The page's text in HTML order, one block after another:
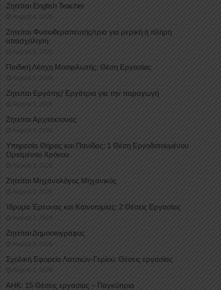
Ζητείται English Teacher
August 4, 2026
Ζητείται Φυσιοθεραπευτής/τρια για μερική ή πλήρη
απασχόληση
August 3, 2026
Παιδική Λέσχη Μοσφιλωτής: Θέση Εργασίας
August 3, 2026
Ζητείται Εργάτης/ Εργάτρια για την παραγωγή
August 3, 2026
Ζητείται Αρχιτέκτονας
August 3, 2026
Υπηρεσία Θήρας και Πανίδας: 1 Θέση Eργοδοτουμένου
Oρισμένου Xρόνου
August 3, 2026
Ζητείται Μηχανολόγος Μηχανικός
August 3, 2026
Ίδρυμα Έρευνας και Καινοτομίας: 2 Θέσεις Εργασίας
August 3, 2026
Ζητείται Δημοσιογράφος
August 3, 2026
Σχολική Εφορεία Λατσιών-Γερίου: Θέσεις εργασίας
August 3, 2026
ΑΗΚ: 15 Θέσεις εργασίας – Παγκύπρια